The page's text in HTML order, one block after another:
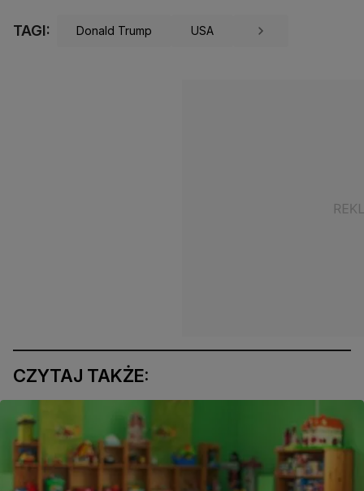
TAGI: Donald Trump USA
CZYTAJ TAKŻE: